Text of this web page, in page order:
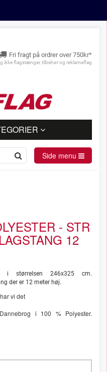
Fri fragt på ordrer over 750kr*
ikke flagstænger, tilbehør og reklameflag
Side menu
- STR
12
i størrelsen 246x325 cm.
der er 12 meter høj.
vi det
i 100 % Polyester.